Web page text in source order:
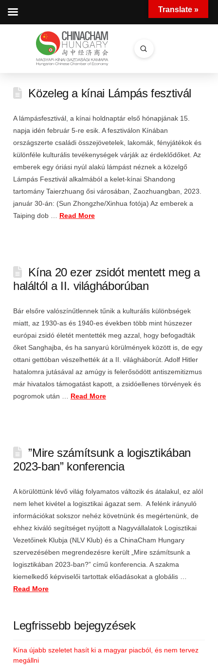
Search
Submit
Közeleg a kínai Lámpás fesztivál
A lámpásfesztivál, a kínai holdnaptár első hónapjának 15.
napja idén február 5-re esik. A fesztiválon Kínában
országszerte családi összejövetelek, lakomák, fényjátékok és
különféle kulturális tevékenységek várják az érdeklődőket. Az
emberek egy óriási nyúl alakú lámpást néznek a közelgő
Lámpás Fesztivál alkalmából a kelet-kínai Shandong
tartomány Taierzhuang ősi városában, Zaozhuangban, 2023.
január 30-án: (Sun Zhongzhe/Xinhua fotója) Az emberek a
Taiping dob … Read More
Kína 20 ezer zsidót mentett meg a
haláltól a II. világháborúban
Bár elsőre valószínűtlennek tűnik a kulturális különbségek
miatt, az 1930-as és 1940-es években több mint húszezer
európai zsidó életét mentették meg azzal, hogy befogadták
őket Sanghajba, és ha sanyarú körülmények között is, de egy
ottani gettóban vészelhették át a II. világháborút. Adolf Hitler
hatalomra jutásával az amúgy is felerősödött antiszemitizmus
már hivatalos támogatást kapott, a zsidóellenes törvények és
pogromok után … Read More
”Mire számítsunk a logisztikában
2023-ban” konferencia
A körülöttünk lévő világ folyamatos változik és átalakul, ez alól
nem lehet kivétel a logisztikai ágazat sem. A felénk irányuló
információkat sokszor nehéz követnünk és megértenünk, de
ehhez kiváló segítséget nyújtott a Nagyvállalatok Logisztikai
Vezetőinek Klubja (NLV Klub) és a ChinaCham Hungary
szervezésében megrendezésre került „Mire számítsunk a
logisztikában 2023-ban?” című konferencia. A szakma
kiemelkedő képviselői tartottak előadásokat a globális …
Read More
Legfrissebb bejegyzések
Kína újabb szeletet hasít ki a magyar piacból, és nem tervez
megállni
Translate »